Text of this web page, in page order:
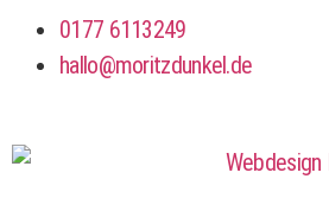
0177 6113249
hallo@moritzdunkel.de